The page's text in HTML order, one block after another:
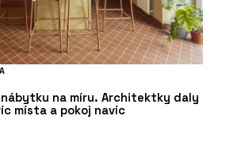
na míru. Architektky daly
místa a pokoj navíc